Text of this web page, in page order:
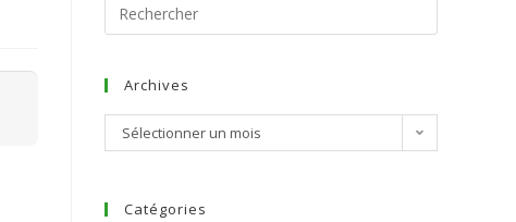
Archives
Sélectionner un mois
Catégories